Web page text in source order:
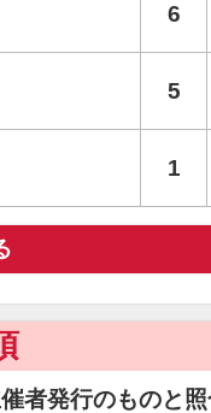
6
5
1
者発行のものと